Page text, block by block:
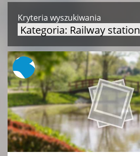
Kryteria wyszukiwania
Kategoria: Railway station